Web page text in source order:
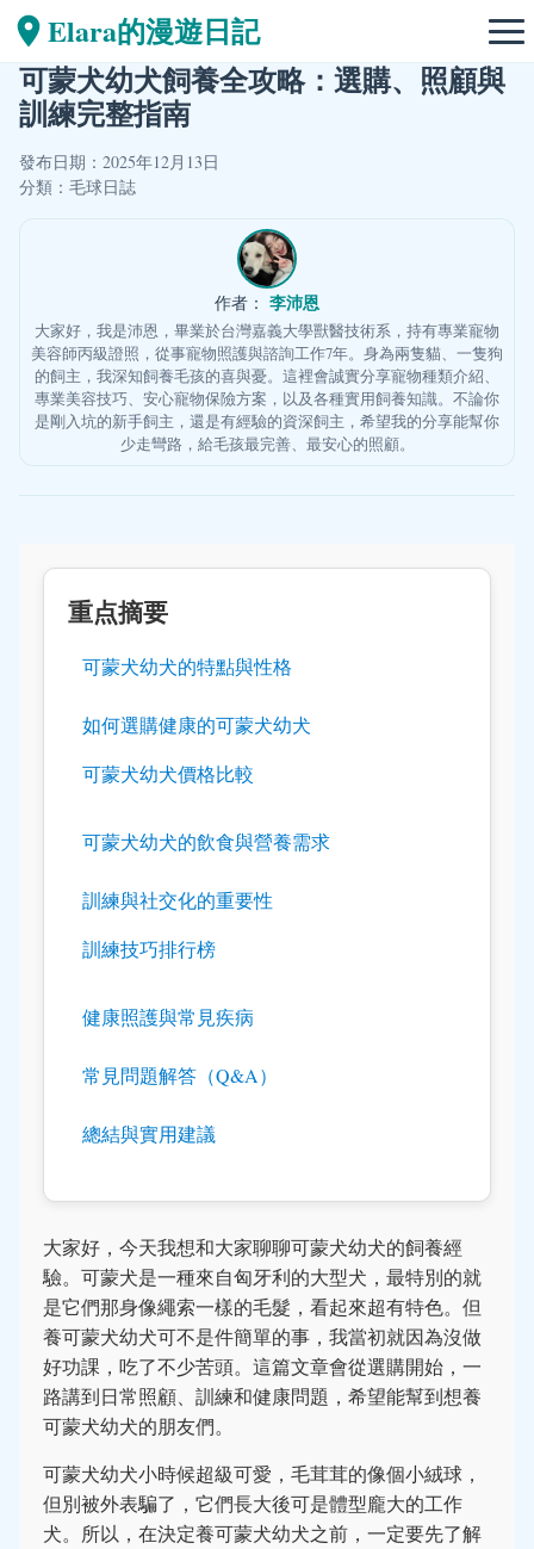
Elara的漫遊日記
可蒙犬幼犬飼養全攻略：選購、照顧與
訓練完整指南
發布日期：2025年12月13日
分類： 毛球日誌
作者： 李沛恩
大家好，我是沛恩，畢業於台灣嘉義大學獸醫技術系，持有專業寵物
美容師丙級證照，從事寵物照護與諮詢工作7年。身為兩隻貓、一隻狗
的飼主，我深知飼養毛孩的喜與憂。這裡會誠實分享寵物種類介紹、
專業美容技巧、安心寵物保險方案，以及各種實用飼養知識。不論你
是剛入坑的新手飼主，還是有經驗的資深飼主，希望我的分享能幫你
少走彎路，給毛孩最完善、最安心的照顧。
重点摘要
可蒙犬幼犬的特點與性格
如何選購健康的可蒙犬幼犬
可蒙犬幼犬價格比較
可蒙犬幼犬的飲食與營養需求
訓練與社交化的重要性
訓練技巧排行榜
健康照護與常見疾病
常見問題解答（Q&A）
總結與實用建議
大家好，今天我想和大家聊聊可蒙犬幼犬的飼養經
驗。可蒙犬是一種來自匈牙利的大型犬，最特別的就
是它們那身像繩索一樣的毛髮，看起來超有特色。但
養可蒙犬幼犬可不是件簡單的事，我當初就因為沒做
好功課，吃了不少苦頭。這篇文章會從選購開始，一
路講到日常照顧、訓練和健康問題，希望能幫到想養
可蒙犬幼犬的朋友們。
可蒙犬幼犬小時候超級可愛，毛茸茸的像個小絨球，
但別被外表騙了，它們長大後可是體型龐大的工作
犬。所以，在決定養可蒙犬幼犬之前，一定要先了解